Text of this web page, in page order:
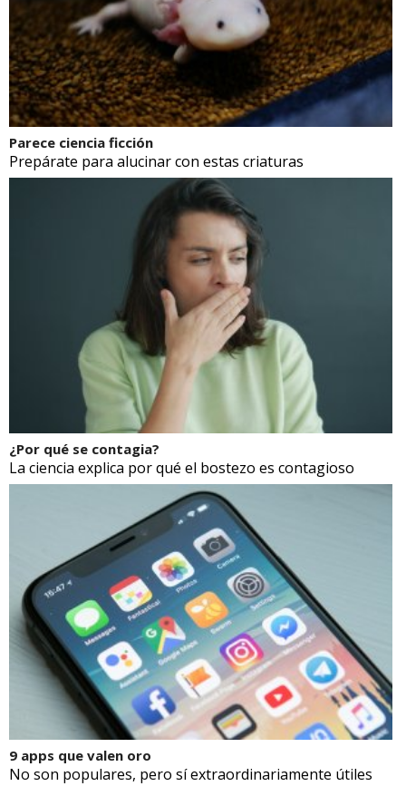
Parece ciencia ficción
Prepárate para alucinar con estas criaturas
¿Por qué se contagia?
La ciencia explica por qué el bostezo es contagioso
9 apps que valen oro
No son populares, pero sí extraordinariamente útiles